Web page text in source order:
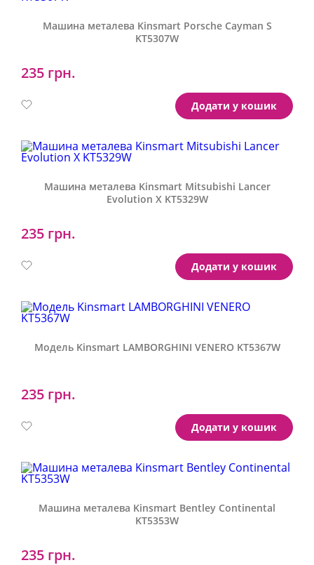
Машина металева Kinsmart Porsche Cayman S
KT5307W
235 грн.
Артикул: Додати у кошик
Машина металева Kinsmart Mitsubishi Lancer
Evolution X KT5329W
235 грн.
Артикул: Додати у кошик
Модель Kinsmart LAMBORGHINI VENERO KT5367W
235 грн.
Артикул: Додати у кошик
Машина металева Kinsmart Bentley Continental
KT5353W
235 грн.